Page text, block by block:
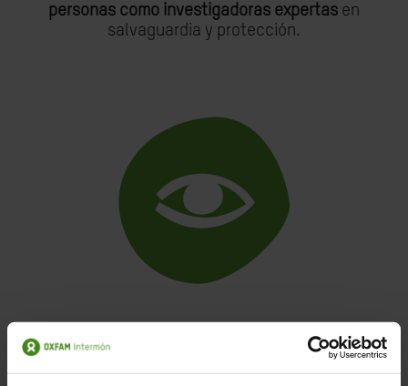
personas como investigadoras expertas en
salvaguardia y protección.
Los sistemas de contratación son ahora más
estrictos y estamos trabajando paraestablecer un